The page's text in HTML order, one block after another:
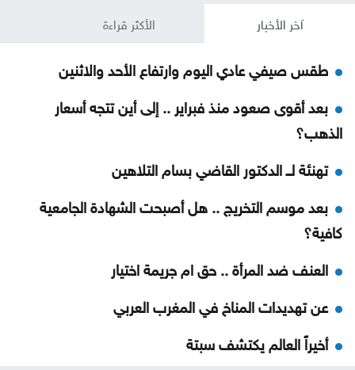
آخر الأخبار الأكثر قراءة
طقس صيفي عادي اليوم وارتفاع الأحد والاثنين
بعد أقوى صعود منذ فبراير .. إلى أين تتجه أسعار
الذهب؟
تهنئة لــ الدكتور القاضي بسام التلاهين
بعد موسم التخريج .. هل أصبحت الشهادة الجامعية
كافية؟
العنف ضد المرأة .. حق ام جريمة اختيار
عن تهديدات المناخ في المغرب العربي
أخيراً العالم يكتشف سبتة